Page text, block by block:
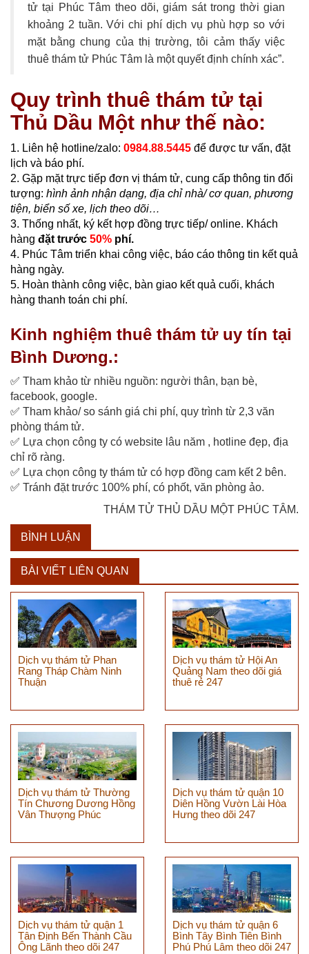
tử tại Phúc Tâm theo dõi, giám sát trong thời gian
khoảng 2 tuần. Với chi phí dịch vụ phù hợp so với
mặt bằng chung của thị trường, tôi cảm thấy việc
thuê thám tử Phúc Tâm là một quyết định chính xác”.
Quy trình thuê thám tử tại
Thủ Dầu Một như thế nào:
1. Liên hệ hotline/zalo: 0984.88.5445 để được tư vấn, đặt
lịch và báo phí.
2. Gặp mặt trực tiếp đơn vị thám tử, cung cấp thông tin đối
tượng: hình ảnh nhận dạng, địa chỉ nhà/ cơ quan, phương
tiện, biển số xe, lịch theo dõi…
3. Thống nhất, ký kết hợp đồng trực tiếp/ online. Khách
hàng đặt trước 50% phí.
4. Phúc Tâm triển khai công việc, báo cáo thông tin kết quả
hàng ngày.
5. Hoàn thành công việc, bàn giao kết quả cuối, khách
hàng thanh toán chi phí.
Kinh nghiệm thuê thám tử uy tín tại
Bình Dương.:
✅ Tham khảo từ nhiều nguồn: người thân, bạn bè,
facebook, google.
✅ Tham khảo/ so sánh giá chi phí, quy trình từ 2,3 văn
phòng thám tử.
✅ Lựa chọn công ty có website lâu năm , hotline đẹp, địa
chỉ rõ ràng.
✅ Lựa chọn công ty thám tử có hợp đồng cam kết 2 bên.
✅ Tránh đặt trước 100% phí, có phốt, văn phòng ảo.
THÁM TỬ THỦ DẦU MỘT PHÚC TÂM.
BÌNH LUẬN
BÀI VIẾT LIÊN QUAN
Dịch vụ thám tử Phan
Rang Tháp Chàm Ninh
Thuận
Dịch vụ thám tử Hội An
Quảng Nam theo dõi giá
thuê rẻ 247
Dịch vụ thám tử Thường
Tín Chương Dương Hồng
Vân Thượng Phúc
Dịch vụ thám tử quận 10
Diên Hồng Vườn Lài Hòa
Hưng theo dõi 247
Dịch vụ thám tử quận 1
Tân Định Bến Thành Cầu
Ông Lãnh theo dõi 247
Dịch vụ thám tử quận 6
Bình Tây Bình Tiên Bình
Phú Phú Lâm theo dõi 247